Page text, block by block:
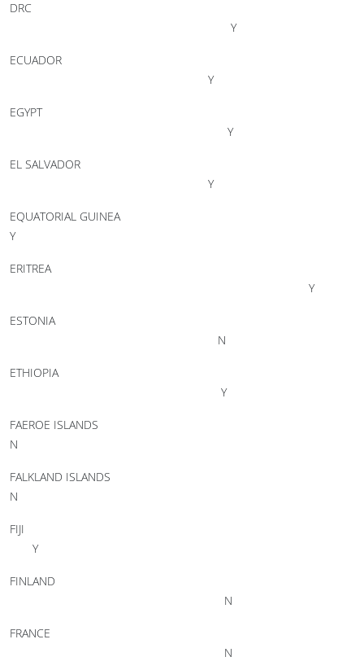
DRC
Y
ECUADOR
Y
EGYPT
Y
EL SALVADOR
Y
EQUATORIAL GUINEA
Y
ERITREA
Y
ESTONIA
N
ETHIOPIA
Y
FAEROE ISLANDS
N
FALKLAND ISLANDS
N
FIJI
Y
FINLAND
N
FRANCE
N